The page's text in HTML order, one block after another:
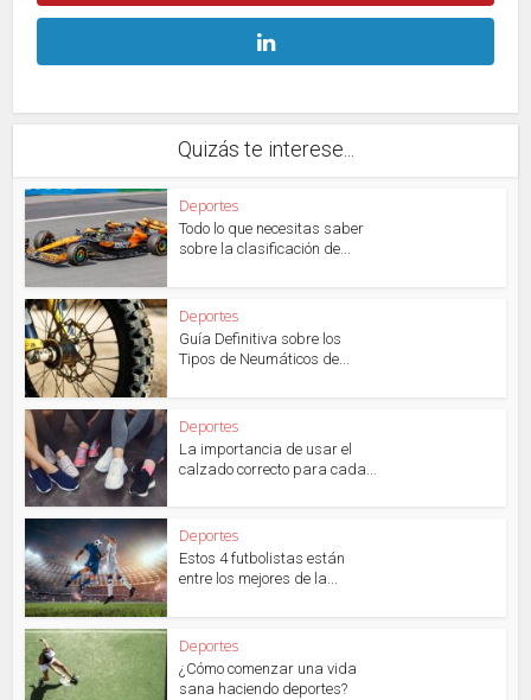
Quizás te interese...
Deportes
Todo lo que necesitas saber
sobre la clasificación de...
Deportes
Guía Definitiva sobre los
Tipos de Neumáticos de...
Deportes
La importancia de usar el
calzado correcto para cada...
Deportes
Estos 4 futbolistas están
entre los mejores de la...
Deportes
¿Cómo comenzar una vida
sana haciendo deportes?